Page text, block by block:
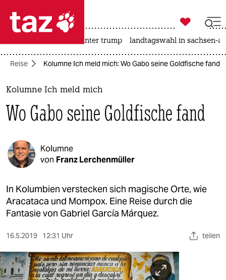
 taz zahl ich
taz zahl ich
themen
politik
öko
gesellschaft
kultur
sport
nord
wahrheit

taz zahl ich
usa unter trump landtagswahl in sachsen-
Reise Kolumne Ich meld mich: Wo Gabo seine Goldfische fand
Kolumne Ich meld mich
Wo Gabo seine Goldfische fand
Kolumne
von Franz Lerchenmüller
In Kolumbien verstecken sich magische Orte, wie
Aracataca und Mompox. Eine Reise durch die
Fantasie von Gabriel García Márquez.
16.5.2019 12:31 Uhr teilen